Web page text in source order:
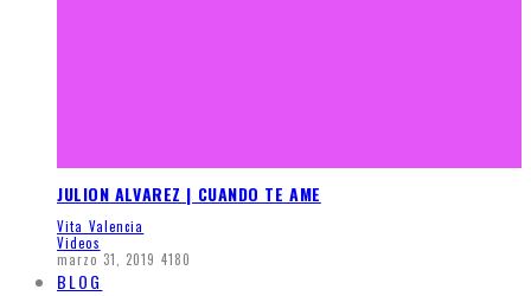
JULION ALVAREZ | CUANDO TE AME
Vita Valencia
Videos
marzo 31, 2019 4180
BLOG